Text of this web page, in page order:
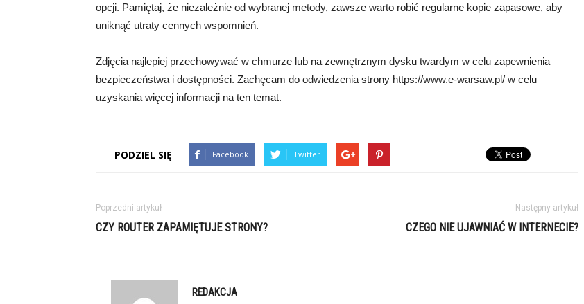
opcji. Pamiętaj, że niezależnie od wybranej metody, zawsze warto robić regularne kopie zapasowe, aby
uniknąć utraty cennych wspomnień.
Zdjęcia najlepiej przechowywać w chmurze lub na zewnętrznym dysku twardym w celu zapewnienia
bezpieczeństwa i dostępności. Zachęcam do odwiedzenia strony https://www.e-warsaw.pl/ w celu
uzyskania więcej informacji na ten temat.
PODZIEL SIĘ Facebook Twitter
Poprzedni artykuł
CZY ROUTER ZAPAMIĘTUJE STRONY?
Następny artykuł
CZEGO NIE UJAWNIAĆ W INTERNECIE?
REDAKCJA